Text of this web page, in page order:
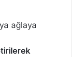
ağlaya